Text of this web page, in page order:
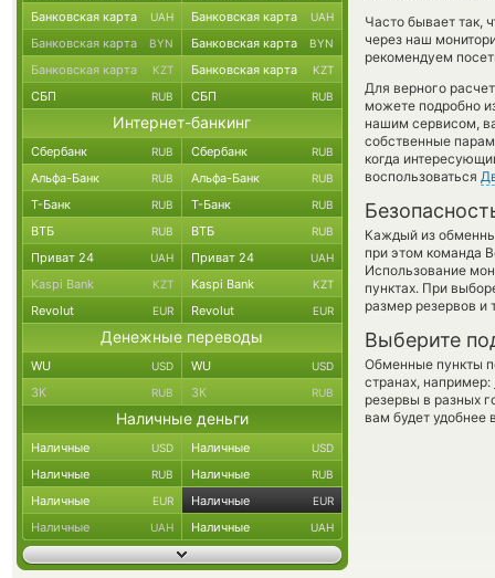
Часто бывает так,
через наш
рекомендуем
Для верного
можете подробно
нашим сервисом,
собственные
когда
воспользоваться
Каждый из
при этом команда
Использование
пунктах. При
размер резервов и
Выберите
Обменные пункты
странах, например:
резервы в разных
вам будет удобнее
Банковская карта UAH Банковская карта UAH
Банковская карта BYN Банковская карта BYN
Банковская карта KZT Банковская карта KZT
СБП RUB СБП RUB
Интернет-банкинг
Сбербанк RUB Сбербанк RUB
Альфа-Банк RUB Альфа-Банк RUB
Т-Банк RUB Т-Банк RUB
ВТБ RUB ВТБ RUB
Приват 24 UAH Приват 24 UAH
Kaspi Bank KZT Kaspi Bank KZT
Revolut EUR Revolut EUR
Денежные переводы
WU USD WU USD
ЗК RUB ЗК RUB
Наличные деньги
Наличные USD Наличные USD
Наличные RUB Наличные RUB
Наличные EUR Наличные EUR
Наличные UAH Наличные UAH